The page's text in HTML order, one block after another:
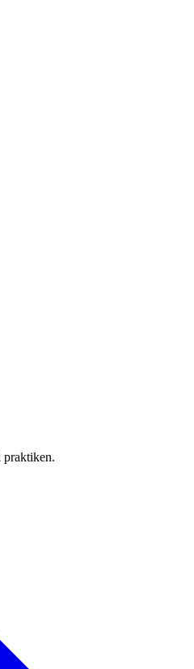
praktiken.